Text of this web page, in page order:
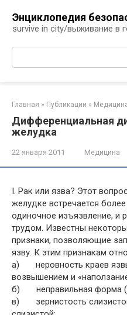
контенту
Энциклопедия
survive in city/выживание в
Поиск:
Главная » Публикации »
Дифференциальная
желудка
22 января 2011 Медицина
I. Рак или язва? Этот
желудке встречается
одиночное изъязвление, и
трудом. Известны
признаки, позволяющие
язву. К этим признакам
а) неровность краев
возвышением и
б) неправильная форма
в) зернистость